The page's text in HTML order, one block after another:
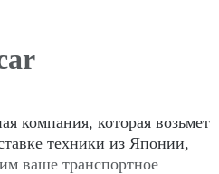
компания, которая возьмет
техники из Японии,
ваше транспортное